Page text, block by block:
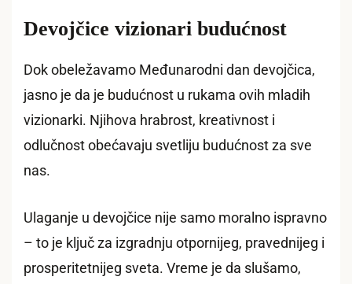
Devojčice vizionari budućnost
Dok obeležavamo Međunarodni dan devojčica,
jasno je da je budućnost u rukama ovih mladih
vizionarki. Njihova hrabrost, kreativnost i
odlučnost obećavaju svetliju budućnost za sve
nas.
Ulaganje u devojčice nije samo moralno ispravno
– to je ključ za izgradnju otpornijeg, pravednijeg i
prosperitetnijeg sveta. Vreme je da slušamo,